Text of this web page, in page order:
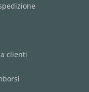
clienti